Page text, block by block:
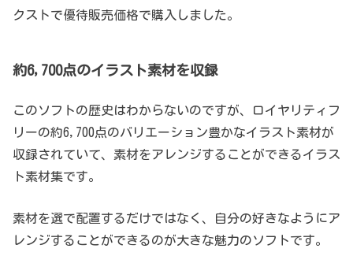
クストで優待販売価格で購入しました。
約6,700点のイラスト素材を収録
このソフトの歴史はわからないのですが、ロイヤリティフ
リーの約6,700点のバリエーション豊かなイラスト素材が
収録されていて、素材をアレンジすることができるイラス
ト素材集です。
素材を選で配置するだけではなく、自分の好きなようにア
レンジすることができるのが大きな魅力のソフトです。